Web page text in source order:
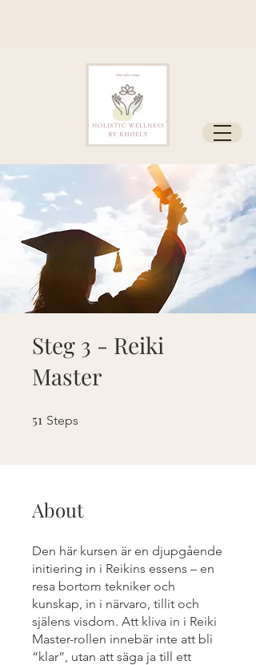
Steg 3 - Reiki
Master
51 Steps
About
Den här kursen är en djupgående
initiering in i Reikins essens – en
resa bortom tekniker och
kunskap, in i närvaro, tillit och
själens visdom. Att kliva in i Reiki
Master-rollen innebär inte att bli
“klar”, utan att säga ja till ett